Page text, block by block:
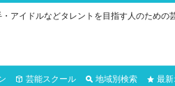
アイドルなどタレントを目指す人のための
芸能スクール 地域別検索 最